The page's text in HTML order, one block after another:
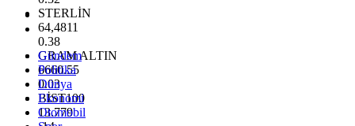
STERLİN
64,4811
0.38
GRAM ALTIN
6660.55
0.03
BİST100
13.779
Gündem
Politika
Dünya
Ekonomi
Otomobil